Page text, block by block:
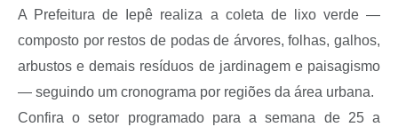
Acessibilidade
Notícias
Secretarias
A Prefeitura de Iepê realiza a coleta de lixo verde —
composto por restos de podas de árvores, folhas, galhos,
arbustos e demais resíduos de jardinagem e paisagismo
— seguindo um cronograma por regiões da área urbana.
Confira o setor programado para a semana de 25 a